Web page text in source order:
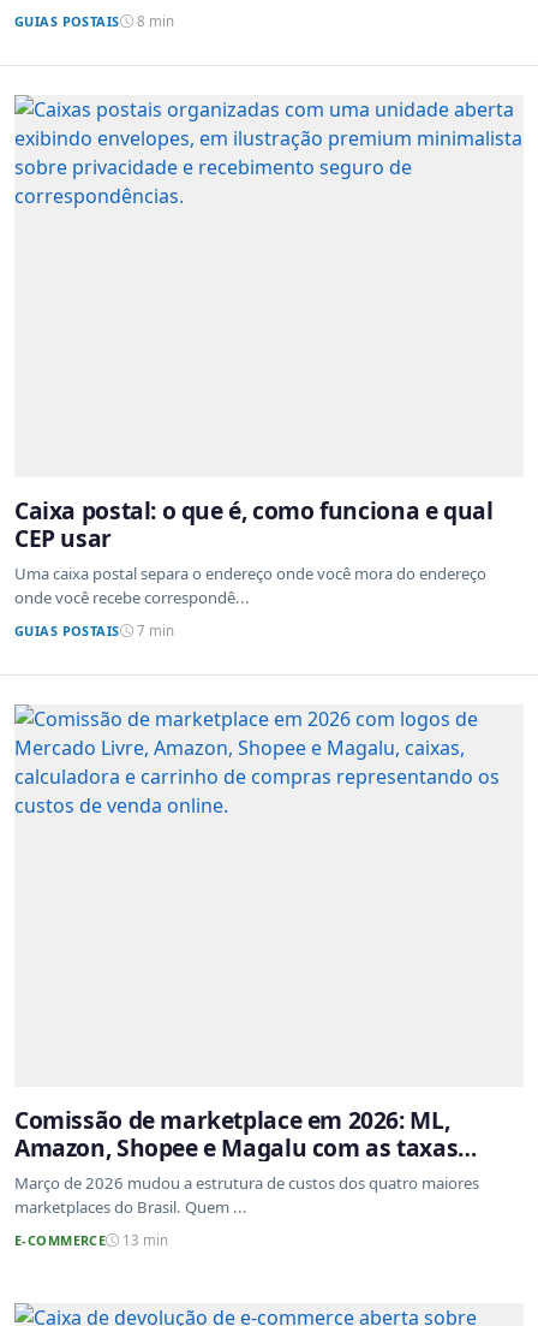
GUIAS POSTAIS 8 min
Caixa postal: o que é, como funciona e qual
CEP usar
Uma caixa postal separa o endereço onde você mora do endereço
onde você recebe correspondê...
GUIAS POSTAIS 7 min
Comissão de marketplace em 2026: ML,
Amazon, Shopee e Magalu com as taxas
atualizadas
Março de 2026 mudou a estrutura de custos dos quatro maiores
marketplaces do Brasil. Quem ...
E-COMMERCE 13 min